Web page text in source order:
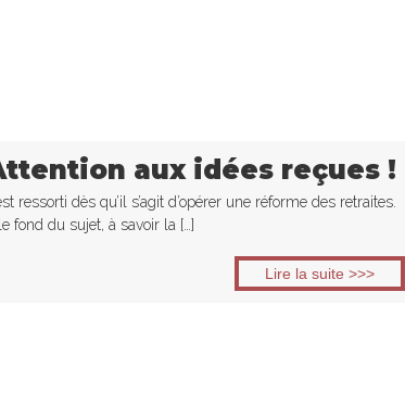
Attention aux idées reçues !
dès qu’il s’agit d’opérer une réforme des retraites.
fond du sujet, à savoir la […]
Lire la suite >>>